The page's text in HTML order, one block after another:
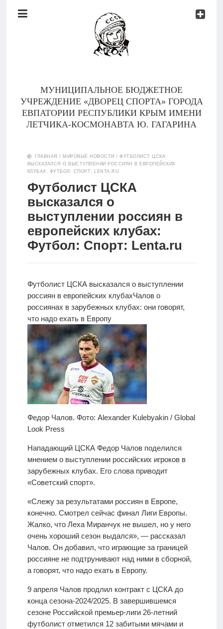
Документы
МУНИЦИПАЛЬНОЕ БЮДЖЕТНОЕ
УЧРЕЖДЕНИЕ «ДВОРЕЦ СПОРТА» ГОРОДА
ЕВПАТОРИИ РЕСПУБЛИКИ КРЫМ ИМЕНИ
ЛЕТЧИКА-КОСМОНАВТА Ю. ГАГАРИНА
Тренеры
Документы
Контакты
Новости
Родителям
О
Версия для
слабовидящих
ГЛАВНАЯ / МИРОВЫЕ НОВОСТИ /ФУТБОЛИСТ ЦСКА
ВЫСКАЗАЛСЯ О ВЫСТУПЛЕНИИ РОССИЯН В ЕВРОПЕЙСКИХ
КЛУБАХ: ФУТБОЛ: СПОРТ: LENTA.RU
Футболист ЦСКА
высказался о
выступлении россиян в
европейских клубах:
Футбол: Спорт: Lenta.ru
Футболист ЦСКА высказался о выступлении
россиян в европейских клубахЧалов о
россиянах в зарубежных клубах: они говорят,
что надо ехать в Европу
Федор Чалов. Фото: Alexander Kulebyakin / Global
Look Press
Нападающий ЦСКА Федор Чалов поделился
мнением о выступлении российских игроков в
зарубежных клубах. Его слова приводит
«Советский спорт».
«Слежу за результатами россиян в Европе,
конечно. Смотрел сейчас финал Лиги Европы.
Жалко, что Леха Миранчук не вышел, но у него
очень хороший сезон выдался», — рассказал
Чалов. Он добавил, что играющие за границей
россияне не подтрунивают над ними в сборной,
а говорят, что надо ехать в Европу.
9 апреля Чалов продлил контракт с ЦСКА до
конца сезона-2024/2025. В завершившемся
сезоне Российской премьер-лиги 26-летний
футболист отметился 12 забитыми мячами и